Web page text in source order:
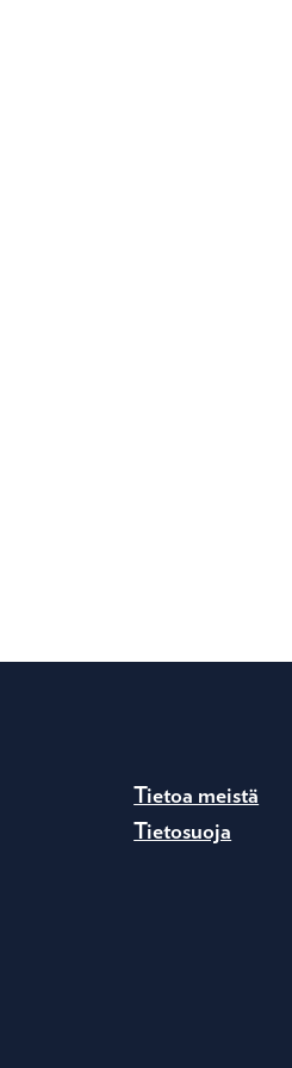
Tietoa meistä
Tietosuoja